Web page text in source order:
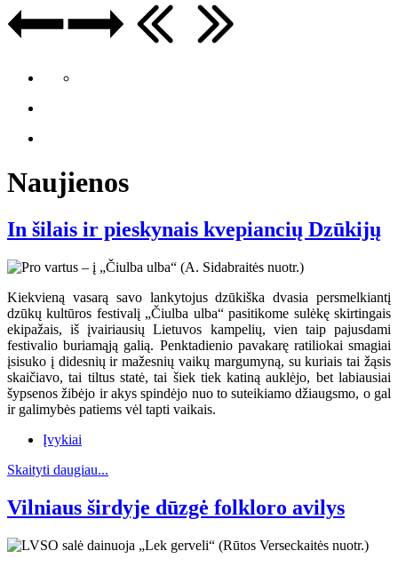
Naujienos
In šilais ir pieskynais kvepiancių Dzūkijų
Kiekvieną vasarą savo lankytojus dzūkiška dvasia persmelkiantį
dzūkų kultūros festivalį „Čiulba ulba“ pasitikome sulėkę skirtingais
ekipažais, iš įvairiausių Lietuvos kampelių, vien taip pajusdami
festivalio buriamąją galią. Penktadienio pavakarę ratiliokai smagiai
įsisuko į didesnių ir mažesnių vaikų margumyną, su kuriais tai žąsis
skaičiavo, tai tiltus statė, tai šiek tiek katiną auklėjo, bet labiausiai
šypsenos žibėjo ir akys spindėjo nuo to suteikiamo džiaugsmo, o gal
ir galimybės patiems vėl tapti vaikais.
Įvykiai
Skaityti daugiau...
Vilniaus širdyje dūzgė folkloro avilys